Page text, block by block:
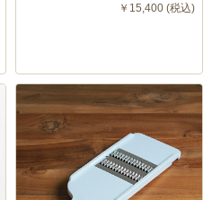
￥15,400 (税込)